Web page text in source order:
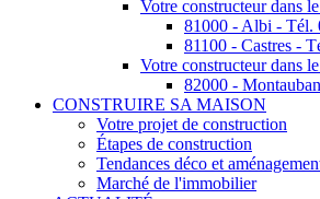
Votre constructeur dans
81000 - Albi - Tél.
81100 - Castres -
Votre constructeur dans
82000 -
CONSTRUIRE SA MAISON
Votre projet de construction
Étapes de construction
Tendances déco et
Marché de l'immobilier